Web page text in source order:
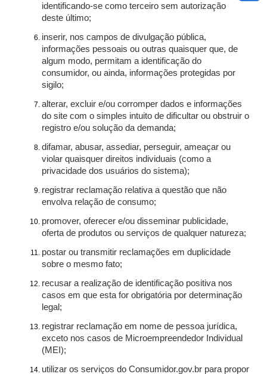
identificando-se como terceiro sem autorização
deste último;
inserir, nos campos de divulgação pública,
informações pessoais ou outras quaisquer que, de
algum modo, permitam a identificação do
consumidor, ou ainda, informações protegidas por
sigilo;
alterar, excluir e/ou corromper dados e informações
do site com o simples intuito de dificultar ou obstruir o
registro e/ou solução da demanda;
difamar, abusar, assediar, perseguir, ameaçar ou
violar quaisquer direitos individuais (como a
privacidade dos usuários do sistema);
registrar reclamação relativa a questão que não
envolva relação de consumo;
promover, oferecer e/ou disseminar publicidade,
oferta de produtos ou serviços de qualquer natureza;
postar ou transmitir reclamações em duplicidade
sobre o mesmo fato;
recusar a realização de identificação positiva nos
casos em que esta for obrigatória por determinação
legal;
registrar reclamação em nome de pessoa jurídica,
exceto nos casos de Microempreendedor Individual
(MEI);
utilizar os serviços do Consumidor.gov.br para propor